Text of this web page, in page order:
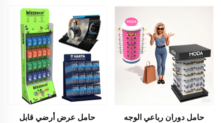
حامل عرض أرضي قابل
حامل دوران رباعي الوجه